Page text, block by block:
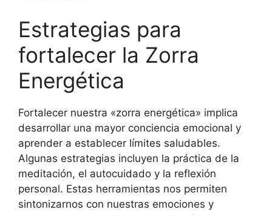
Estrategias para
fortalecer la Zorra
Energética
Fortalecer nuestra «zorra energética» implica
desarrollar una mayor conciencia emocional y
aprender a establecer límites saludables.
Algunas estrategias incluyen la práctica de la
meditación, el autocuidado y la reflexión
personal. Estas herramientas nos permiten
sintonizarnos con nuestras emociones y